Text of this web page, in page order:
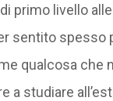
primo livello
sentito spesso
qualcosa che
a studiare